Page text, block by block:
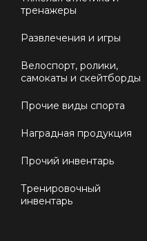
тренажеры
Развлечения и игры
Велоспорт, ролики,
самокаты и скейтборды
Прочие виды спорта
Наградная продукция
Прочий инвентарь
Тренировочный
инвентарь